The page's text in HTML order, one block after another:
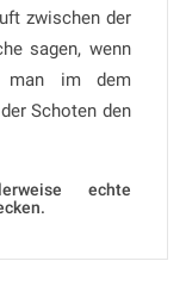
zwischen der
sagen, wenn
man im dem
Schoten den
echte